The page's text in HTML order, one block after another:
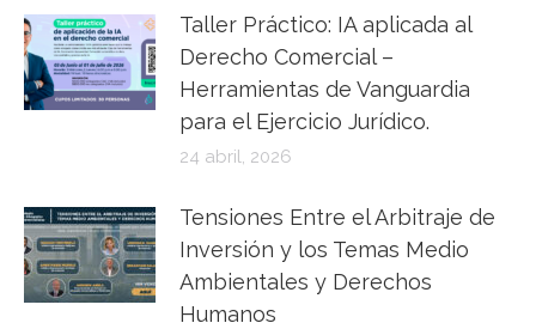
Taller Práctico: IA aplicada al
Derecho Comercial –
Herramientas de Vanguardia
para el Ejercicio Jurídico.
24 abril, 2026
Tensiones Entre el Arbitraje de
Inversión y los Temas Medio
Ambientales y Derechos
Humanos